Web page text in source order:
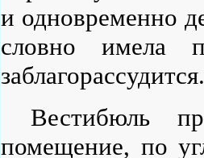
и одновременно
словно имела
заблагорассудится.
Вестибюль
помещение, по